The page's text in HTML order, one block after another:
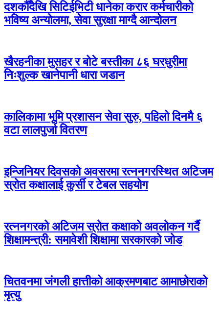
दशकौँदेखि सिटिईभिटी धानेका करार कर्मचारीको
भविष्य अन्योलमा, सेवा सुरक्षा माग्दै आन्दोलन
खैरहनीका मुसहर र बोटे बस्तीका ८६ घरधुरीमा
निःशुल्क खानेपानी धारा जडान
कालिकामा भूमि प्रशासन सेवा सुरु, पहिलो दिनमै ६
वटा लालपुर्जा वितरण
इन्जिनियर दिवसको अवसरमा रत्ननगरस्थित अटिजम
स्रोत कक्षालाई कुर्सी र टेबल सहयोग
रत्ननगरको अटिजम स्रोत कक्षाको अवलोकन गर्दै
शिक्षामन्त्री: समावेशी शिक्षामा सरकारको जोड
चितवनमा जंगली हात्तीको आक्रमणबाट आमाछोराको
मृत्यु